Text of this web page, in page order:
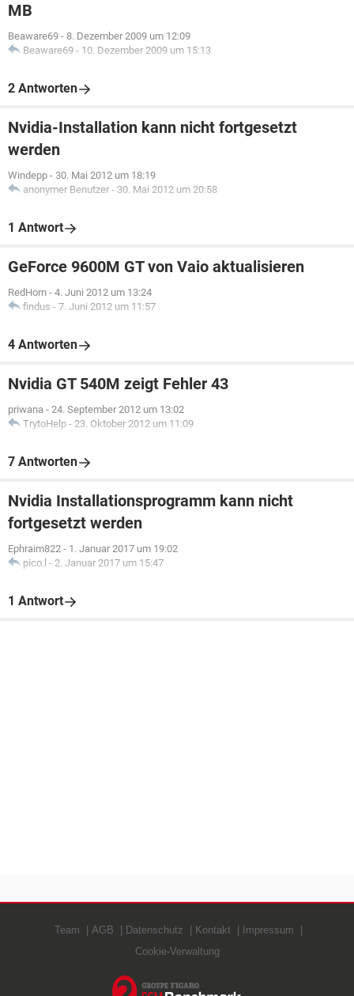
MB
Beaware69 - 8. Dezember 2009 um 12:09
Beaware69 - 10. Dezember 2009 um 15:13
2 Antworten
Nvidia-Installation kann nicht fortgesetzt
werden
Windepp - 30. Mai 2012 um 18:19
anonymer Benutzer - 30. Mai 2012 um 20:58
1 Antwort
GeForce 9600M GT von Vaio aktualisieren
RedHorn - 4. Juni 2012 um 13:24
findus - 7. Juni 2012 um 11:57
4 Antworten
Nvidia GT 540M zeigt Fehler 43
priwana - 24. September 2012 um 13:02
TrytoHelp - 23. Oktober 2012 um 11:09
7 Antworten
Nvidia Installationsprogramm kann nicht
fortgesetzt werden
Ephraim822 - 1. Januar 2017 um 19:02
pico.l - 2. Januar 2017 um 15:47
1 Antwort
Team AGB Datenschutz Kontakt
Impressum
Cookie-Verwaltung